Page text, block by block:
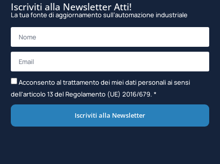
Iscriviti alla Newsletter Atti!
La tua fonte di aggiornamento sull’automazione industriale
Acconsento al trattamento dei miei dati personali ai sensi
dell'articolo 13 del Regolamento (UE) 2016/679. *
Iscriviti alla Newsletter